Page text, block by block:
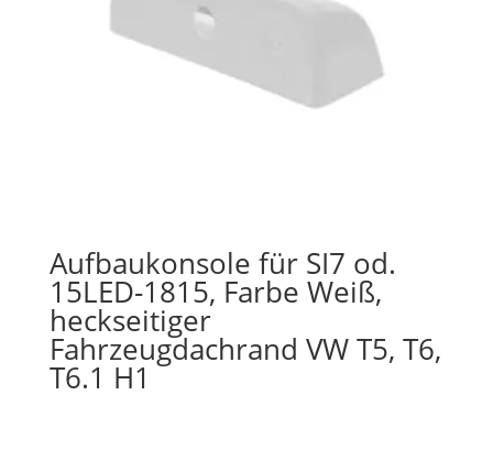
Aufbaukonsole für SI7 od.
15LED-1815, Farbe Weiß,
heckseitiger
Fahrzeugdachrand VW T5, T6,
T6.1 H1